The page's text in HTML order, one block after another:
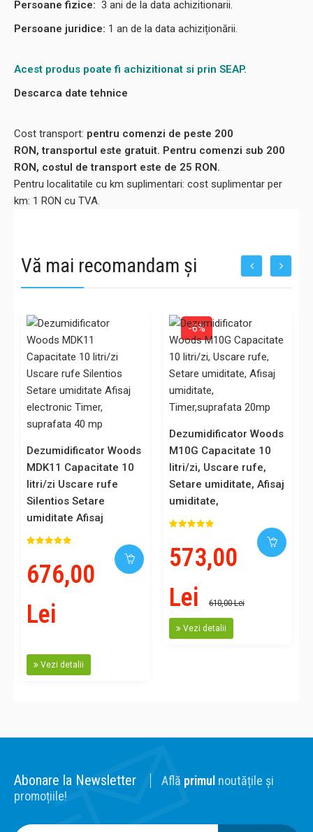
Persoane fizice: 3 ani de la data achizitionarii.
Persoane juridice: 1 an de la data achiziționării.
Acest produs poate fi achizitionat si prin SEAP.
Descarca date tehnice
Cost transport: pentru comenzi de peste 200
RON, transportul este gratuit. Pentru comenzi sub 200
RON, costul de transport este de 25 RON.
Pentru localitatile cu km suplimentari: cost suplimentar per
km: 1 RON cu TVA.
Vă mai recomandam și
Dezumidificator Woods
MDK11 Capacitate 10
litri/zi Uscare rufe
Silentios Setare
umiditate Afisaj
electronic Timer,
676,00
Lei
Vezi detalii
-6%
Dezumidificator Woods
M10G Capacitate 10
litri/zi, Uscare rufe,
Setare umiditate, Afisaj
umiditate,
Timer,suprafata 20mp
573,00
Lei
610,00 Lei
Vezi detalii
Abonare la Newsletter Află primul noutățile și
promoțiile!